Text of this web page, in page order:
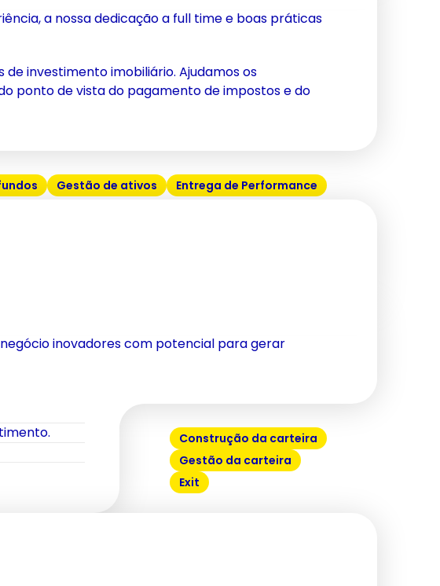
a nossa dedicação a full time e boas práticas
investimento imobiliário. Ajudamos os
ponto de vista do pagamento de impostos e do
Gestão de ativos Entrega de Performance
inovadores com potencial para gerar
Construção da carteira
Gestão da carteira
Exit